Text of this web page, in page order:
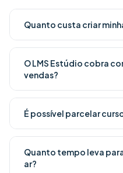
Quanto custa criar
O LMS Estúdio cobra
vendas?
É possível parcelar
Quanto tempo leva
ar?